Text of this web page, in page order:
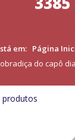
em: Página
do capô
produtos